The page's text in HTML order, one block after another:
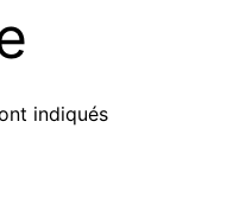
indiqués